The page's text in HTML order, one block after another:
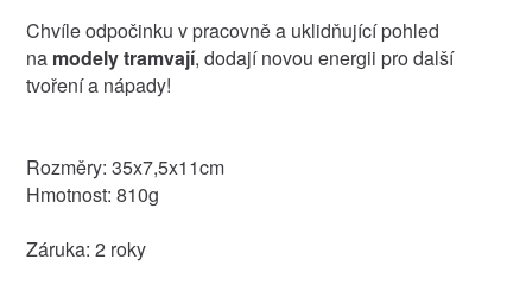
Chvíle odpočinku v pracovně a uklidňující pohled
na modely tramvají, dodají novou energii pro další
tvoření a nápady!
Rozměry: 35x7,5x11cm
Hmotnost: 810g
Záruka: 2 roky